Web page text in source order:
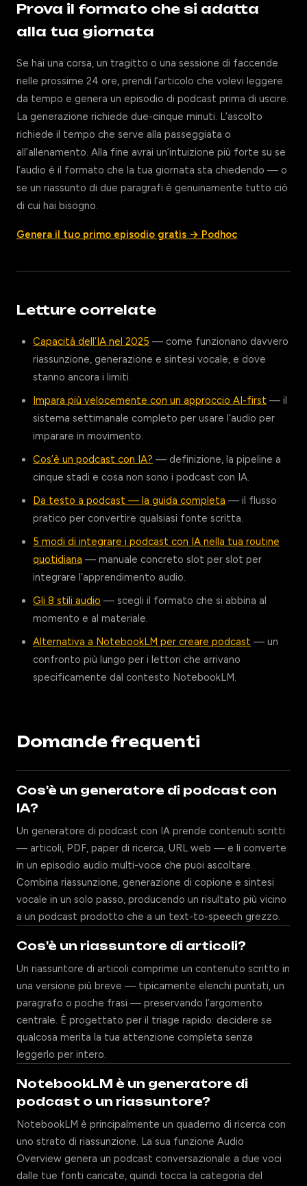
Prova il formato che si adatta
alla tua giornata
Se hai una corsa, un tragitto o una sessione di faccende
nelle prossime 24 ore, prendi l’articolo che volevi leggere
da tempo e genera un episodio di podcast prima di uscire.
La generazione richiede due-cinque minuti. L’ascolto
richiede il tempo che serve alla passeggiata o
all’allenamento. Alla fine avrai un’intuizione più forte su se
l’audio è il formato che la tua giornata sta chiedendo — o
se un riassunto di due paragrafi è genuinamente tutto ciò
di cui hai bisogno.
Genera il tuo primo episodio gratis → Podhoc
Letture correlate
Capacità dell’IA nel 2025 — come funzionano davvero
riassunzione, generazione e sintesi vocale, e dove
stanno ancora i limiti.
Impara più velocemente con un approccio AI-first — il
sistema settimanale completo per usare l’audio per
imparare in movimento.
Cos’è un podcast con IA? — definizione, la pipeline a
cinque stadi e cosa non sono i podcast con IA.
Da testo a podcast — la guida completa — il flusso
pratico per convertire qualsiasi fonte scritta.
5 modi di integrare i podcast con IA nella tua routine
quotidiana — manuale concreto slot per slot per
integrare l’apprendimento audio.
Gli 8 stili audio — scegli il formato che si abbina al
momento e al materiale.
Alternativa a NotebookLM per creare podcast — un
confronto più lungo per i lettori che arrivano
specificamente dal contesto NotebookLM.
Domande frequenti
Cos'è un generatore di podcast con
IA?
Un generatore di podcast con IA prende contenuti scritti
— articoli, PDF, paper di ricerca, URL web — e li converte
in un episodio audio multi-voce che puoi ascoltare.
Combina riassunzione, generazione di copione e sintesi
vocale in un solo passo, producendo un risultato più vicino
a un podcast prodotto che a un text-to-speech grezzo.
Cos'è un riassuntore di articoli?
Un riassuntore di articoli comprime un contenuto scritto in
una versione più breve — tipicamente elenchi puntati, un
paragrafo o poche frasi — preservando l’argomento
centrale. È progettato per il triage rapido: decidere se
qualcosa merita la tua attenzione completa senza
leggerlo per intero.
NotebookLM è un generatore di
podcast o un riassuntore?
NotebookLM è principalmente un quaderno di ricerca con
uno strato di riassunzione. La sua funzione Audio
Overview genera un podcast conversazionale a due voci
dalle tue fonti caricate, quindi tocca la categoria del